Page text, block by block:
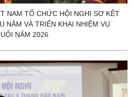
NAM TỔ CHỨC HỘI NGHỊ SƠ KẾT
NĂM VÀ TRIỂN KHAI NHIỆM VỤ
NĂM 2026